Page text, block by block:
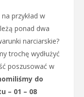
przykład w
ponad dwa
narciarskie?
trochę wydłużyć
poszusować w
do
– 01 – 08